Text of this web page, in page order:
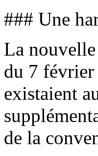
### Une
La
du 7
existaient
de la